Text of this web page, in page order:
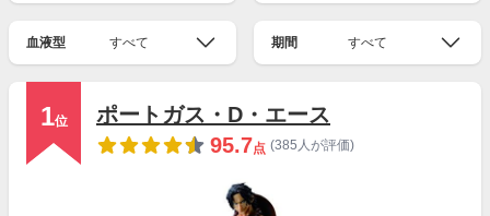
血液型 すべて 期間 すべて
1位
ポートガス・D・エース
95.7点 (385人が評価)